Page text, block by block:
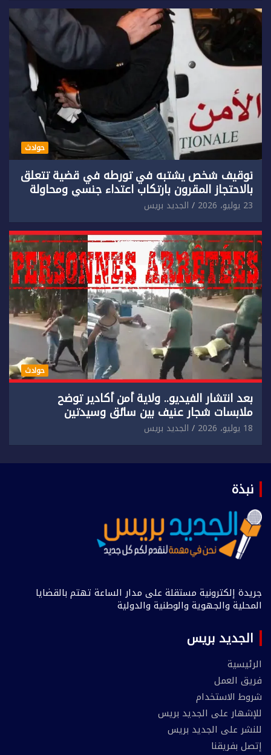
حوادث
توقيف شخص يشتبه في تورطه في قضية تتعلق
بالاحتجاز المقرون بارتكاب اعتداء جنسي ومحاولة
إضرام النار عمدا.
23 يوليو، 2026 الجديد بريس
حوادث
بعد انتشار الفيديو.. ولاية أمن أكادير توضح
ملابسات شجار عنيف بين سائق وسيدتين
18 يوليو، 2026 الجديد بريس
نبذة
جريدة إلكترونية مستقلة على مدار الساعة تهتم بالقضايا
المحلية والجهوية والوطنية والدولية
الجديد بريس
الرئيسية
فريق العمل
شروط الاستخدام
للإشهار على الجديد بريس
للنشر على الجديد بريس
إتصل بفريقنا